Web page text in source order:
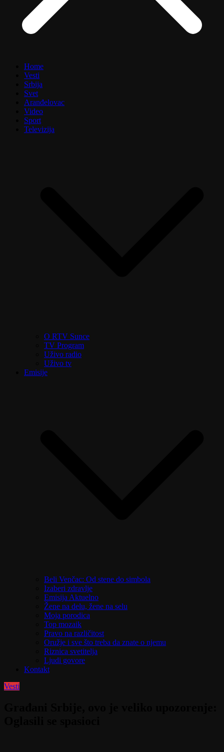
Home
Vesti
Srbija
Svet
Aranđelovac
Video
Sport
Televizija
O RTV Sunce
TV Program
Uživo radio
Uživo tv
Emisije
Beli Venčac: Od stene do simbola
Izaberi zdravlje
Emisija Aktuelno
Žene na delu, žene na selu
Moja porodica
Top mozaik
Pravo na različitost
Oružje i sve što treba da znate o njemu
Riznica svetitelja
Ljudi govore
Kontakt
Vesti